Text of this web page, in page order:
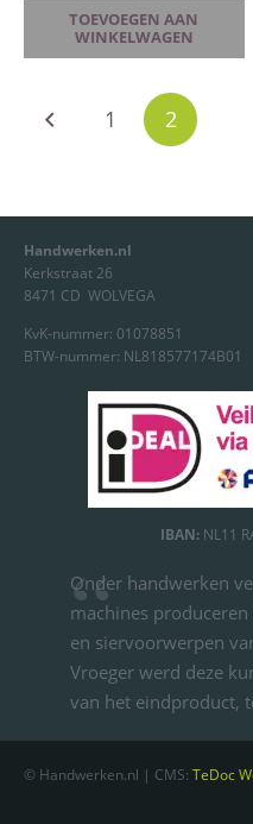
TOEVOEGEN AAN
WINKELWAGEN
Berichten
paginering
1 2
Handwerken.nl
Kerkstraat 26
8471 CD WOLVEGA
KvK-nummer: 01078851
BTW-nummer: NL818577174B01
IBAN: NL11
Onder handwerken
machines
en siervoorwerpen
Vroeger werd deze
van het eindproduct,
© Handwerken.nl | CMS: TeDoc